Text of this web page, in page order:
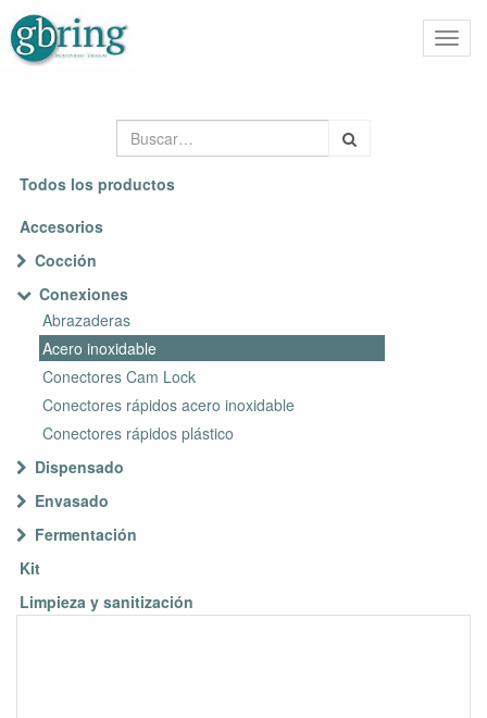
Todos los productos
Accesorios
Cocción
Conexiones
Abrazaderas
Acero inoxidable
Conectores Cam Lock
Conectores rápidos acero inoxidable
Conectores rápidos plástico
Dispensado
Envasado
Fermentación
Kit
Limpieza y sanitización